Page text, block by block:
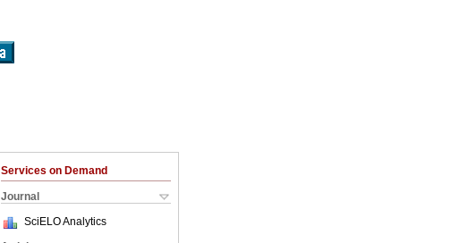
Services on Demand
Journal
SciELO Analytics